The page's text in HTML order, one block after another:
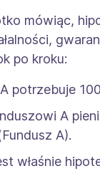
mówiąc,
po kroku:
potrzebuje
A
A).
właśnie